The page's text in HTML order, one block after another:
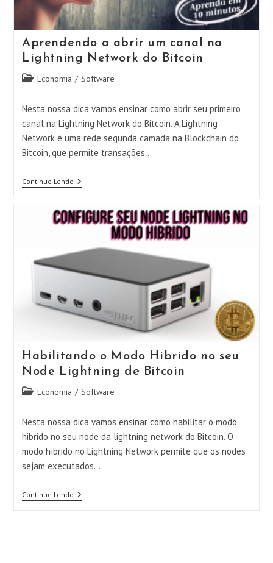
Aprendendo a abrir um canal na
Lightning Network do Bitcoin
Categoria
post:
Economia / Software
Nesta nossa dica vamos ensinar como abrir seu primeiro
canal na Lightning Network do Bitcoin. A Lightning
Network é uma rede segunda camada na Blockchain do
Bitcoin, que permite transações…
Continue LendoAprendendo
A
Um
Canal
Network
Bitcoin
Habilitando o Modo Hibrido no seu
Node Lightning de Bitcoin
Categoria
post:
Economia / Software
Nesta nossa dica vamos ensinar como habilitar o modo
hibrido no seu node da lightning network do Bitcoin. O
modo híbrido no Lightning Network permite que os nodes
sejam executados…
Continue LendoHabilitando
O